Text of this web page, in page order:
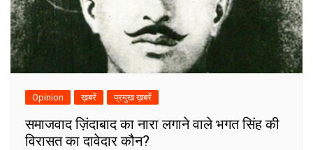
Opinion ख़बरें प्रमुख ख़बरें
समाजवाद ज़िंदाबाद का नारा लगाने वाले भगत सिंह की
विरासत का दावेदार कौन?